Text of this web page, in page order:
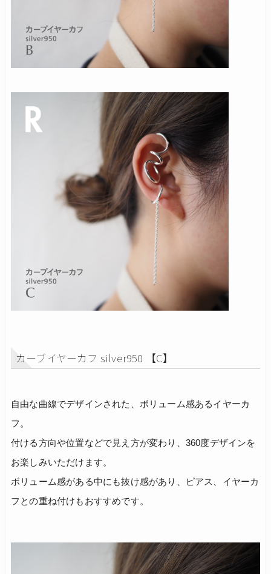
カーブイヤーカフ silver950 【C】
自由な曲線でデザインされた、ボリューム感あるイヤーカ
フ。
付ける方向や位置などで見え方が変わり、360度デザインを
お楽しみいただけます。
ボリューム感がある中にも抜け感があり、ピアス、イヤーカ
フとの重ね付けもおすすめです。